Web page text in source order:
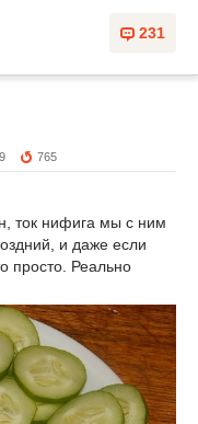
231
765
ток нифига мы с ним
и даже если
просто. Реально